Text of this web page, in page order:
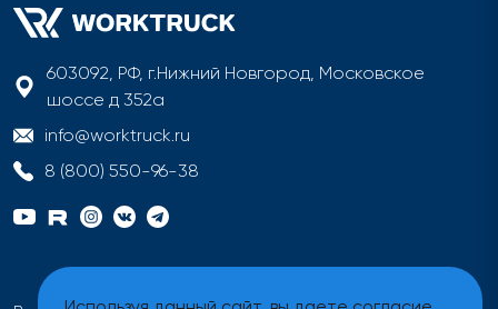
603092, РФ, г.Нижний Новгород, Московское
шоссе д 352а
info@worktruck.ru
8 (800) 550-96-38